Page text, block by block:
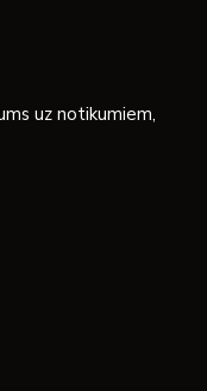
uz notikumiem,